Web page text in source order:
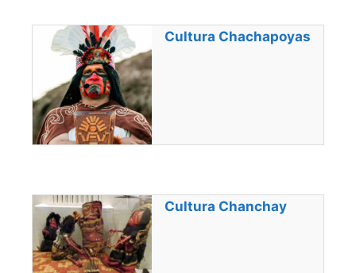
Cultura Chachapoyas
Cultura Chanchay